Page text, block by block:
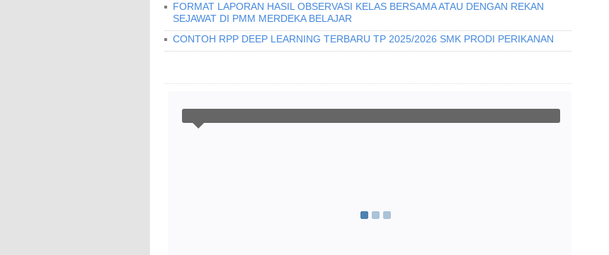
FORMAT LAPORAN HASIL OBSERVASI KELAS BERSAMA ATAU DENGAN REKAN
SEJAWAT DI PMM MERDEKA BELAJAR
CONTOH RPP DEEP LEARNING TERBARU TP 2025/2026 SMK PRODI PERIKANAN